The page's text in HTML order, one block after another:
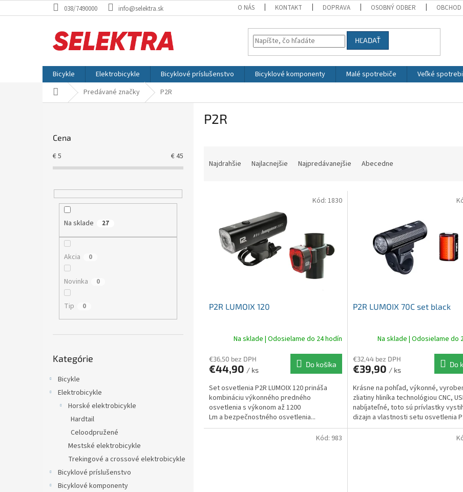
na
038/7490000 info@selektra.sk O NÁS KONTAKT DOPRAVA OSOBNÝ ODBER
HĽADAŤ
Bicykle Elektrobicykle Bicyklové príslušenstvo Bicyklové komponenty Malé spotrebiče Veľké
DomovPredávané značky P2R
Cena
€5 €45
Na sklade 27
Akcia 0
Novinka 0
Tip 0
kategórie
Kategórie
Bicykle
Elektrobicykle
Horské elektrobicykle
Hardtail
Celoodpružené
Mestské elektrobicykle
Trekingové a crossové elektrobicykle
Bicyklové príslušenstvo
Bicyklové komponenty
P2R
Najdrahšie Najlacnejšie Najpredávanejšie Abecedne
P2R LUMOIX 120
Na sklade | Odosielame do 24 hodín
€36,50 bez DPH
€44,90 / ks
Do košíka
Set osvetlenia P2R LUMOIX 120 prináša
kombináciu výkonného predného
osvetlenia s výkonom až 1200
Lm a bezpečnostného osvetlenia...
Kód: 1830
P2R LUMOIX 70C set black
Na sklade | Odosielame do
€32,44 bez DPH
€39,90 / ks
Do
Krásne na pohľad, výkonné,
zliatiny hliníka technológiou CNC,
nabíjateľné, toto sú prívlastky
dizajn a vlastnosti setu osvetlenia
LUMOIX 70,...
Kód: 983